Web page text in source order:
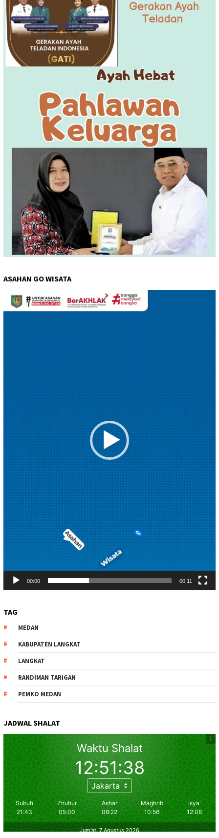
ASAHAN GO WISATA
Pemutar
Video
00:00 00:11
TAG
MEDAN
KABUPATEN LANGKAT
LANGKAT
RANDIMAN TARIGAN
PEMKO MEDAN
JADWAL SHALAT